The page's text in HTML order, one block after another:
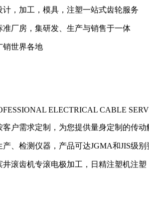
，加工，模具，注塑一站式齿轮服务
准厂房，集研发、生产与销售于一体
销世界各地
ELECTRICAL CABLE
户需求定制，为您提供量身定制的传动
、检测仪器，产品可达JGMA和JIS级别
滚齿机专滚电极加工，日精注塑机注塑